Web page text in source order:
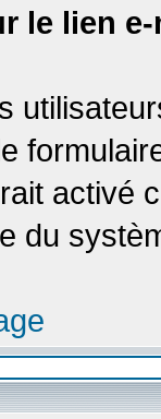
le lien
activé
du